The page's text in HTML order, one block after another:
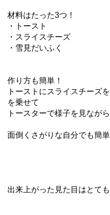
材料はたった3つ！
・トースト
・スライスチーズ
・雪見だいふく
作り方も簡単！
トーストにスライスチーズ
を乗せて
トースターで様子を見なが
面倒くさがりな自分でも簡
出来上がった見た目はとて